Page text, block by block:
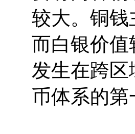
较大。铜
而白银价
发生在跨
币体系的第